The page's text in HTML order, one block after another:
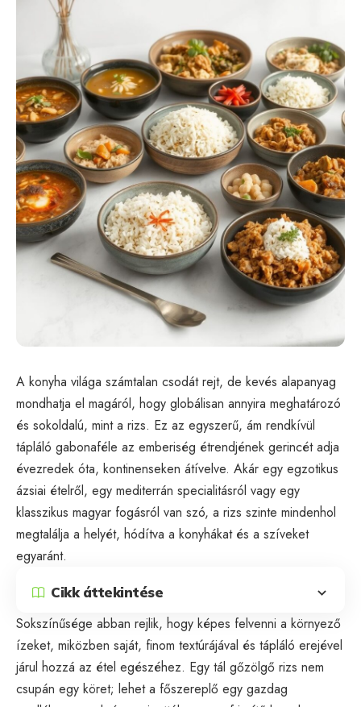
A konyha világa számtalan csodát rejt, de kevés alapanyag
mondhatja el magáról, hogy globálisan annyira meghatározó
és sokoldalú, mint a rizs. Ez az egyszerű, ám rendkívül
tápláló gabonaféle az emberiség étrendjének gerincét adja
évezredek óta, kontinenseken átívelve. Akár egy egzotikus
ázsiai ételről, egy mediterrán specialitásról vagy egy
klasszikus magyar fogásról van szó, a rizs szinte mindenhol
megtalálja a helyét, hódítva a konyhákat és a szíveket
egyaránt.
Cikk áttekintése
Sokszínűsége abban rejlik, hogy képes felvenni a környező
ízeket, miközben saját, finom textúrájával és tápláló erejével
járul hozzá az étel egészéhez. Egy tál gőzölgő rizs nem
csupán egy köret; lehet a főszereplő egy gazdag